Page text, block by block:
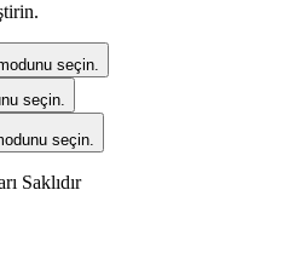
seçin.
seçin.
seçin.
Saklıdır